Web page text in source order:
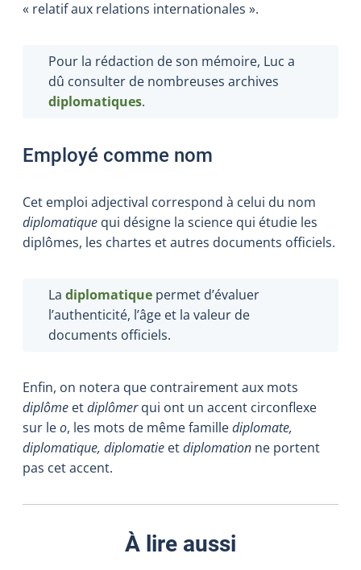
« relatif aux relations internationales ».
Pour la rédaction de son mémoire, Luc a
dû consulter de nombreuses archives
diplomatiques.
Employé comme nom
Cet emploi adjectival correspond à celui du nom
diplomatique qui désigne la science qui étudie les
diplômes, les chartes et autres documents officiels.
La diplomatique permet d’évaluer
l’authenticité, l’âge et la valeur de
documents officiels.
Enfin, on notera que contrairement aux mots
diplôme etdiplômerqui ont un accent circonflexe
sur leo, les mots de même famillediplomate,
diplomatique, diplomatie etdiplomation ne portent
pas cet accent.
À lire aussi